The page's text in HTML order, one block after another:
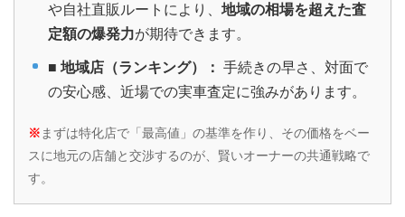
や自社直販ルートにより、地域の相場を超えた査
定額の爆発力が期待できます。
■地域店（ランキング）： 手続きの早さ、対面で
の安心感、近場での実車査定に強みがあります。
※ まずは特化店で「最高値」の基準を作り、その価格をベー
スに地元の店舗と交渉するのが、賢いオーナーの共通戦略で
す。